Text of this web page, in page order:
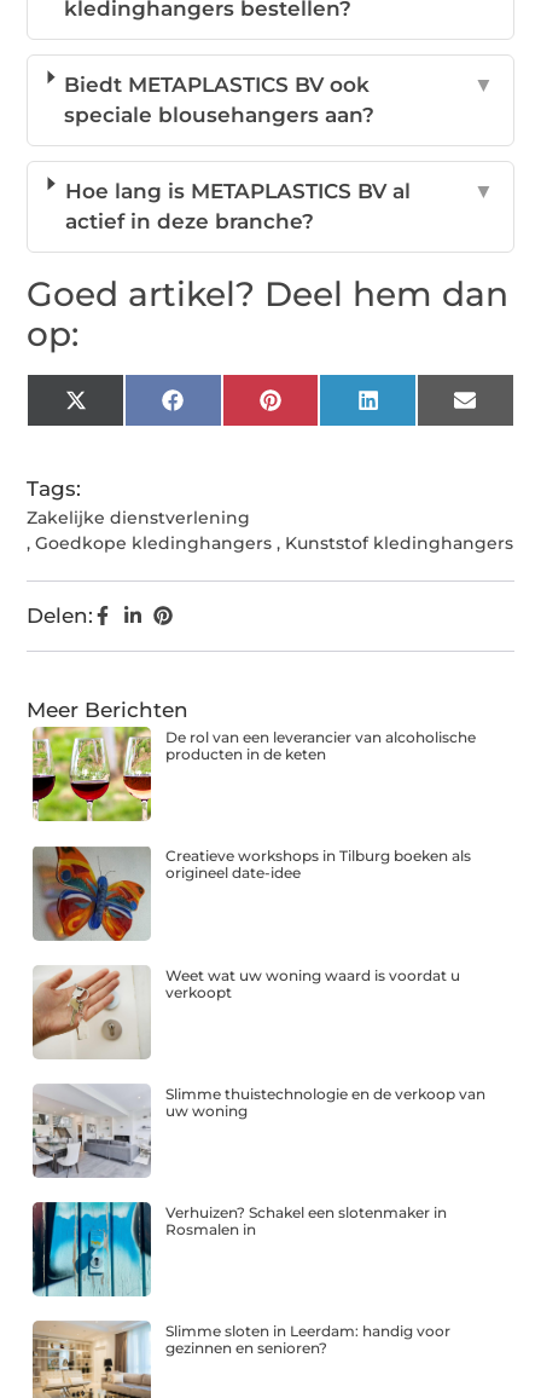
kledinghangers bestellen?
Biedt METAPLASTICS BV ook
speciale blousehangers aan?
▼
Hoe lang is METAPLASTICS BV al
actief in deze branche?
▼
Goed artikel? Deel hem dan
op:
X
(Twitter)
FacebookPinterestLinkedIn Email
Tags:
Zakelijke dienstverlening
,Goedkope kledinghangers , Kunststof kledinghangers
Delen:
Meer Berichten
De rol van een leverancier van alcoholische
producten in de keten
Creatieve workshops in Tilburg boeken als
origineel date-idee
Weet wat uw woning waard is voordat u
verkoopt
Slimme thuistechnologie en de verkoop van
uw woning
Verhuizen? Schakel een slotenmaker in
Rosmalen in
Slimme sloten in Leerdam: handig voor
gezinnen en senioren?